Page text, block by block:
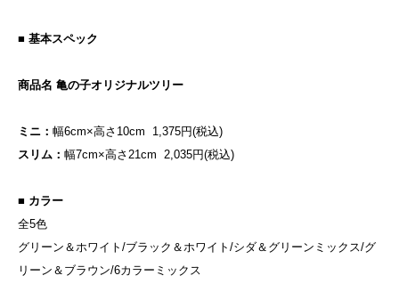
■ 基本スペック
商品名 亀の子オリジナルツリー
ミニ： 幅6cm×高さ10cm 1,375円(税込)
スリム： 幅7cm×高さ21cm 2,035円(税込)
■ カラー
全5色
グリーン＆ホワイト/ブラック＆ホワイト/シダ＆グリーンミックス/グ
リーン＆ブラウン/6カラーミックス